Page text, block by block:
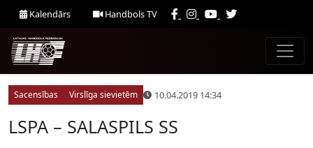
Kalendārs Handbols TV
Sacensības Virslīga sievietēm 10.04.2019 14:34
LSPA – SALASPILS SS